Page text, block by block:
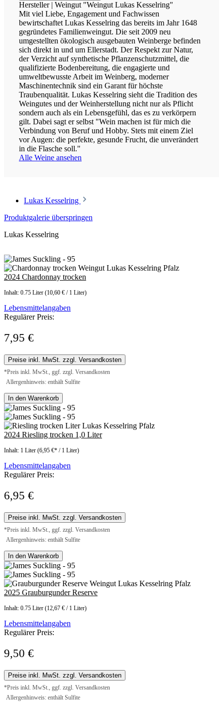
Hersteller | Weingut "Weingut Lukas Kesselring"
Mit viel Liebe, Engagement und Fachwissen
bewirtschaftet Lukas Kesselring das bereits im Jahr 1648
gegründetes Familienweingut. Die seit 2009 neu
umgestellten ökologisch ausgebauten Weinberge befinden
sich direkt in und um Ellerstadt. Der Respekt zur Natur,
der Verzicht auf synthetische Pflanzenschutzmittel, die
qualifizierte Bodenbereitung, die engagierte und
umweltbewusste Arbeit im Weinberg, moderner
Maschinentechnik sind ein Garant für höchste
Traubenqualität. Lukas Kesselring sieht die Tradition des
Weingutes und der Weinherstellung nicht nur als Pflicht
sondern auch als ein Lebensgefühl, das es zu verkörpern
gilt. Dabei sagt er selbst "Wein machen ist für mich die
Verbindung von Beruf und Hobby. Stets mit einem Ziel
vor Augen: die perfekte, gesunde Frucht, die unverändert
in die Flasche soll."
Alle Weine ansehen
Lukas Kesselring
Produktgalerie überspringen
Lukas Kesselring
2024 Chardonnay trocken
Inhalt: 0.75 Liter (10,60 € / 1 Liter)
Lebensmittelangaben
Regulärer Preis:
7,95 €
Preise inkl. MwSt. zzgl. Versandkosten
*Preis inkl. MwSt., ggf. zzgl. Versandkosten
Allergenhinweis: enthält Sulfite
In den Warenkorb
2024 Riesling trocken 1,0 Liter
Inhalt: 1 Liter (6,95 €* / 1 Liter)
Lebensmittelangaben
Regulärer Preis:
6,95 €
Preise inkl. MwSt. zzgl. Versandkosten
*Preis inkl. MwSt., ggf. zzgl. Versandkosten
Allergenhinweis: enthält Sulfite
In den Warenkorb
2025 Grauburgunder Reserve
Inhalt: 0.75 Liter (12,67 € / 1 Liter)
Lebensmittelangaben
Regulärer Preis:
9,50 €
Preise inkl. MwSt. zzgl. Versandkosten
*Preis inkl. MwSt., ggf. zzgl. Versandkosten
Allergenhinweis: enthält Sulfite